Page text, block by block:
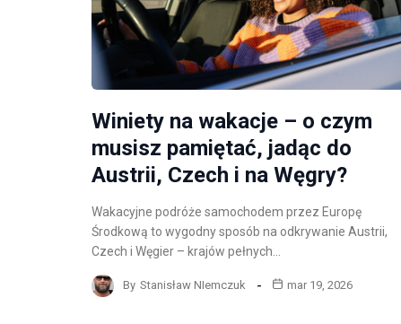
Winiety na wakacje – o czym
musisz pamiętać, jadąc do
Austrii, Czech i na Węgry?
Wakacyjne podróże samochodem przez Europę
Środkową to wygodny sposób na odkrywanie Austrii,
Czech i Węgier – krajów pełnych…
By Stanisław NIemczuk mar 19, 2026